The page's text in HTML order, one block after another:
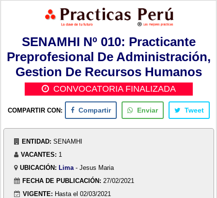
SENAMHI Nº 010: Practicante
Preprofesional De Administración,
Gestion De Recursos Humanos
CONVOCATORIA FINALIZADA
COMPARTIR CON: Compartir Enviar Tweet
ENTIDAD: SENAMHI
VACANTES: 1
UBICACIÓN: Lima - Jesus Maria
FECHA DE PUBLICACIÓN: 27/02/2021
VIGENTE: Hasta el 02/03/2021